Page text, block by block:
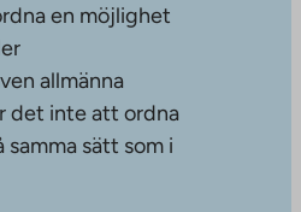
en möjlighet
allmänna
det inte att ordna
sätt som i